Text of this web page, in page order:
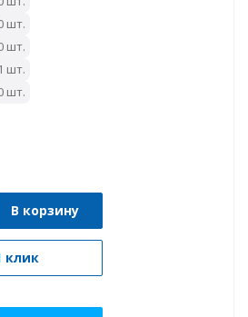
шт.
шт.
1 шт.
шт.
В корзину
клик